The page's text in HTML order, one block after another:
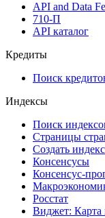
API and Data
710-П
API каталог
Кредиты
Поиск
Индексы
Поиск
Страницы
Создать индекс
Консенсусы
Консенсус-
Росстат
Виджет: Карта